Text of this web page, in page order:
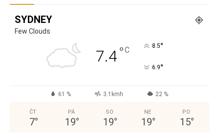
SYDNEY
Few Clouds
7.4°C 8.5°
6.9°
61 % 3.1kmh 22 %
ČT
7°
PÁ
19°
SO
19°
NE
19°
PO
15°